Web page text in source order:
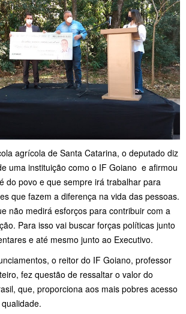
agrícola de Santa Catarina, o deputado diz
uma instituição como o IF Goiano e afirmou
do povo e que sempre irá trabalhar para
que fazem a diferença na vida das pessoas.
não medirá esforços para contribuir com a
Para isso vai buscar forças políticas junto
e até mesmo junto ao Executivo.
o reitor do IF Goiano, professor
fez questão de ressaltar o valor do
que, proporciona aos mais pobres acesso